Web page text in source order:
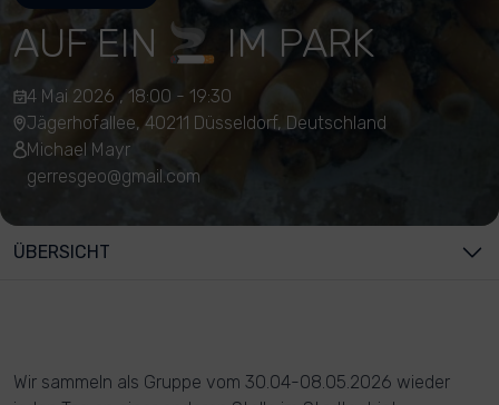
AUF EIN 🚬 IM PARK
4 Mai 2026 , 18:00 - 19:30
Jägerhofallee, 40211 Düsseldorf, Deutschland
Michael Mayr
gerresgeo@gmail.com
ÜBERSICHT
Wir sammeln als Gruppe vom 30.04-08.05.2026 wieder